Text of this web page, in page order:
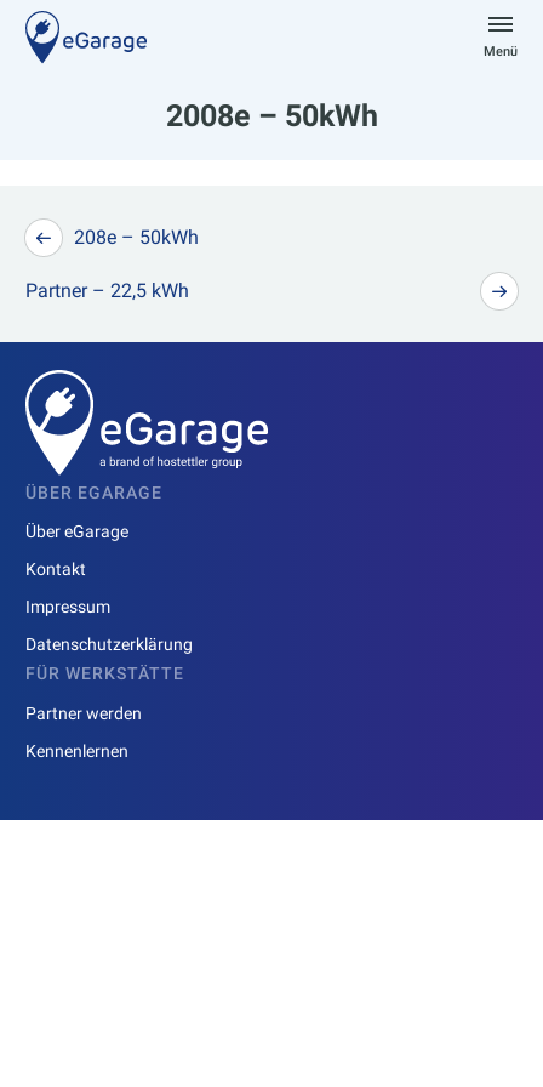
Zum
Inhalt
springen
Menü
2008e – 50kWh
Beitragsnavigation
208e – 50kWh
Partner – 22,5 kWh
ÜBER EGARAGE
Über eGarage
Kontakt
Impressum
Datenschutzerklärung
FÜR WERKSTÄTTE
Partner werden
Kennenlernen